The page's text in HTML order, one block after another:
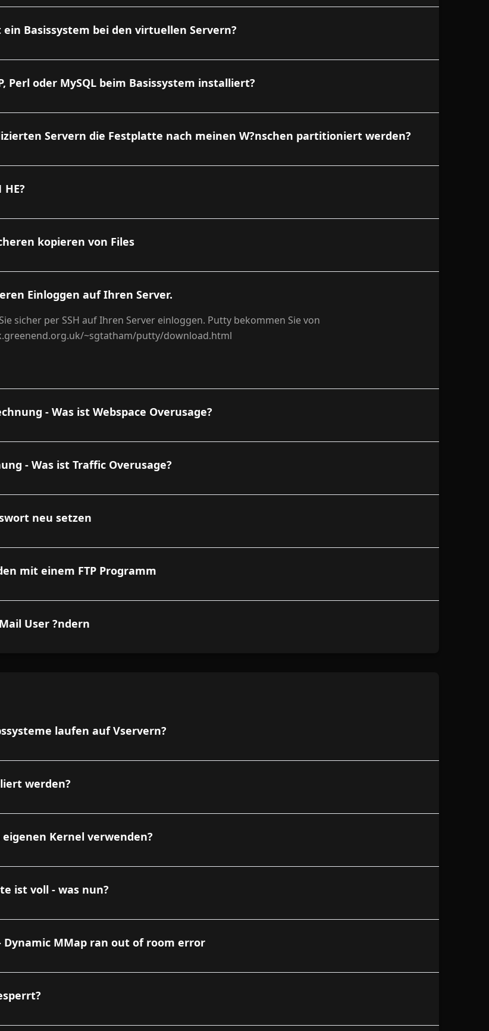
Basissystem bei den virtuellen Servern?
Perl oder MySQL beim Basissystem installiert?
Servern die Festplatte nach meinen W?nschen partitioniert werden?
kopieren von Files
Einloggen auf Ihren Server.
sicher per SSH auf Ihren Server einloggen. Putty bekommen Sie von
~sgtatham/putty/download.html
- Was ist Webspace Overusage?
- Was ist Traffic Overusage?
neu setzen
mit einem FTP Programm
User ?ndern
laufen auf Vservern?
werden?
Kernel verwenden?
ist voll - was nun?
Dynamic MMap ran out of room error